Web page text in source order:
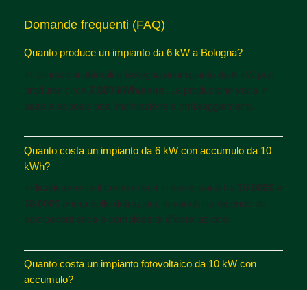
Domande frequenti (FAQ)
Quanto produce un impianto da 6 kW a Bologna?
In condizioni ottimali a Bologna un impianto da 6 kW può
produrre circa 7.800 kWh/anno. La produzione varia in
base a esposizione, inclinazione e ombreggiamenti.
Quanto costa un impianto da 6 kW con accumulo da 10
kWh?
Indicativamente il costo chiavi in mano varia tra 10.000€ e
18.000€prima delle detrazioni; la variabilità dipende da
componentistica e complessità d’installazione.
Quanto costa un impianto fotovoltaico da 10 kW con
accumulo?